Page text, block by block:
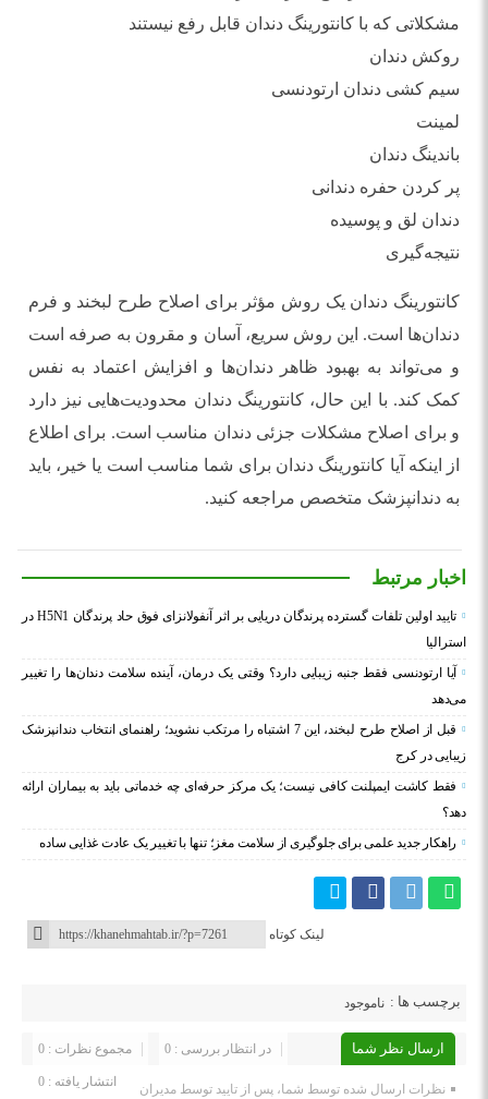
مشکلاتی که با کانتورینگ دندان قابل رفع نیستند
روکش دندان
سیم کشی دندان ارتودنسی
لمینت
باندینگ دندان
پر کردن حفره دندانی
دندان لق و پوسیده
نتیجه‌گیری
کانتورینگ دندان یک روش مؤثر برای اصلاح طرح لبخند و فرم
دندان‌ها است. این روش سریع، آسان و مقرون به صرفه است
و می‌تواند به بهبود ظاهر دندان‌ها و افزایش اعتماد به نفس
کمک کند. با این حال، کانتورینگ دندان محدودیت‌هایی نیز دارد
و برای اصلاح مشکلات جزئی دندان مناسب است. برای اطلاع
از اینکه آیا کانتورینگ دندان برای شما مناسب است یا خیر، باید
به دندانپزشک متخصص مراجعه کنید.
اخبار مرتبط
تایید اولین تلفات گسترده پرندگان دریایی بر اثر آنفولانزای فوق حاد پرندگان H5N1 در
استرالیا
آیا ارتودنسی فقط جنبه زیبایی دارد؟ وقتی یک درمان، آینده سلامت دندان‌ها را تغییر
می‌دهد
قبل از اصلاح طرح لبخند، این 7 اشتباه را مرتکب نشوید؛ راهنمای انتخاب دندانپزشک
زیبایی در کرج
فقط کاشت ایمپلنت کافی نیست؛ یک مرکز حرفه‌ای چه خدماتی باید به بیماران ارائه
دهد؟
راهکار جدید علمی برای جلوگیری از سلامت مغز؛ تنها با تغییر یک عادت غذایی ساده
لینک کوتاه
برچسب ها : ناموجود
ارسال نظر شما مجموع نظرات : 0 در انتظار بررسی : 0
انتشار یافته : 0
نظرات ارسال شده توسط شما، پس از تایید توسط مدیران